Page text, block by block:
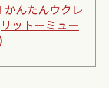
かんたんウクレ
ットーミュー